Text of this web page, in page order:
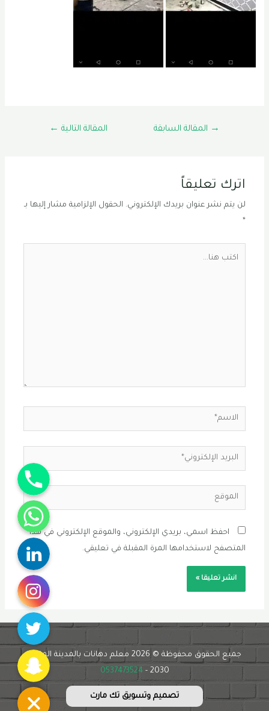
تصفّح→ المقالة السابقة المقالة التالية ←
اترك تعليقاً
لن يتم نشر عنوان بريدك الإلكتروني. الحقول الإلزامية مشار إليها بـ
*
الاسم*
البريد
الإلكتروني*
الموقع
احفظ اسمي، بريدي الإلكتروني، والموقع الإلكتروني في هذا
المتصفح لاستخدامها المرة المقبلة في تعليقي.
جميع الحقوق محفوظة © 2026 معلم دهانات بالمدينة المنورة
2030 -
0537473524
تصميم وتسويق تك مارت
Phone
WhatsApp
Linkedin
Instagram
Twitter
Snapchat